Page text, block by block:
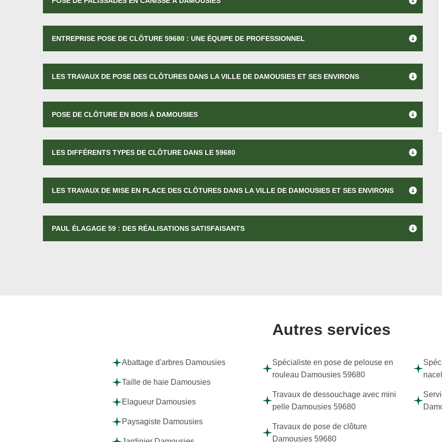
ENTREPRISE POSE DE CLÔTURE 59680 : UNE ÉQUIPE DE PROFESSIONNEL
LES TRAVAUX DE POSE DES CLÔTURES DANS LA VILLE DE DAMOUSIES ET SES ENVIRONS
POSE DE CLÔTURE EN BOIS À DAMOUSIES
LES DIFFÉRENTS TYPES DE CLÔTURE DANS LE 59680
LES TRAVAUX DE MISE EN PLACE DES CLÔTURES DANS LA VILLE DE DAMOUSIES ET SES ENVIRONS
PAUL ÉLAGAGE 59 : DES RÉALISATIONS SATISFAISANTS
Autres services
Abattage d'arbres Damousies
Taille de haie Damousies
Elagueur Damousies
Paysagiste Damousies
Spécialiste en pose de pelouse en
rouleau Damousies 59680
Travaux de dessouchage avec mini
pelle Damousies 59680
Travaux de pose de clôture
Damousies 59680